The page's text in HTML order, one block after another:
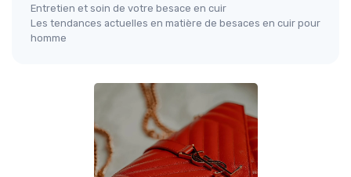
Entretien et soin de votre besace en cuir
Les tendances actuelles en matière de besaces en cuir pour
homme